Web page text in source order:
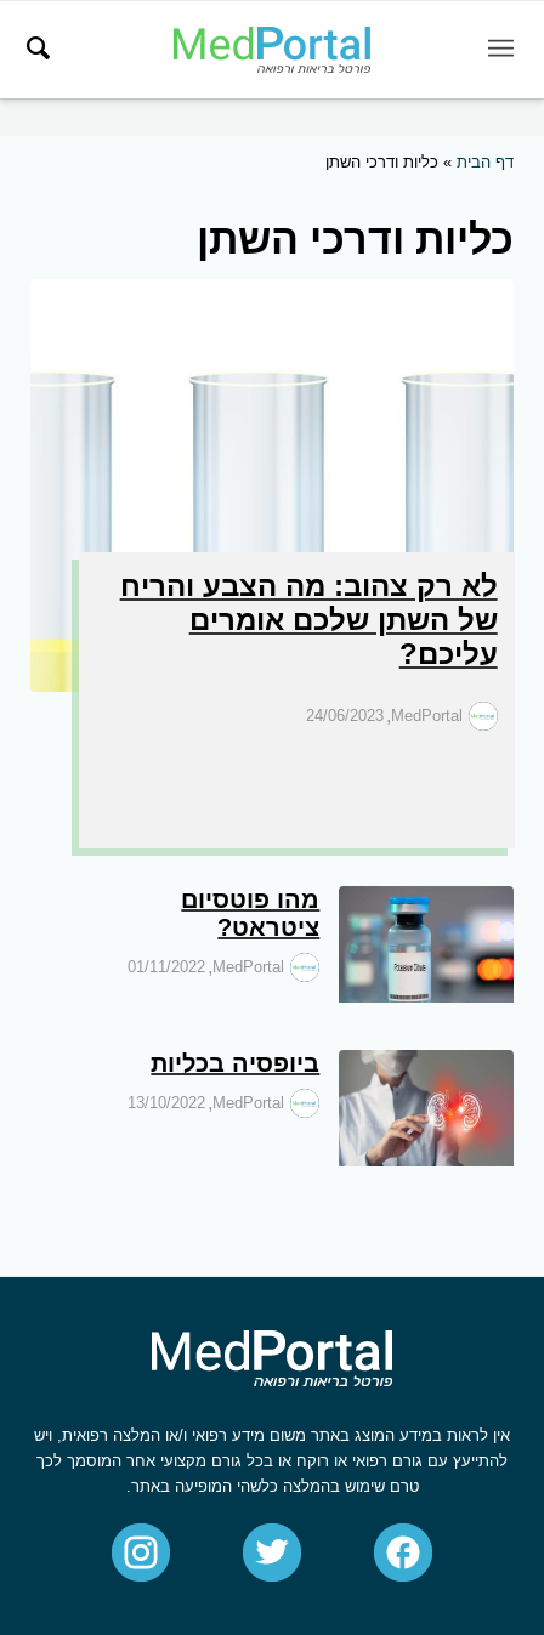
דף הבית» כליות ודרכי השתן
כליות ודרכי השתן
לא רק צהוב: מה הצבע והריח
של השתן שלכם אומרים
עליכם?
24/06/2023 , MedPortal
מהו פוטסיום
ציטראט?
01/11/2022 , MedPortal
ביופסיה בכליות
13/10/2022 , MedPortal
אין לראות במידע המוצג באתר משום מידע רפואי ו/או המלצה רפואית, ויש
להתייעץ עם גורם רפואי או רוקח או בכל גורם מקצועי אחר המוסמך לכך
טרם שימוש בהמלצה כלשהי המופיעה באתר.